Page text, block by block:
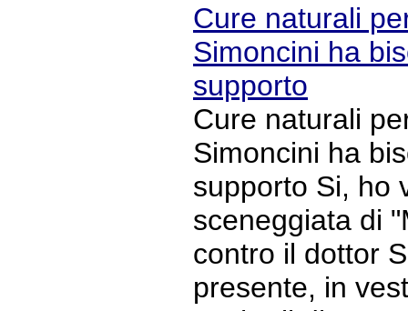
Cure naturali
Simoncini ha
supporto
Cure naturali
Simoncini ha
supporto Si, ho
sceneggiata di
contro il dottor
presente, in